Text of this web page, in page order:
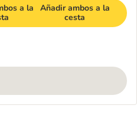
a la
Añadir ambos a la
cesta